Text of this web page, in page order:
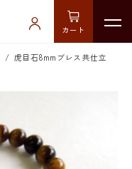
カート
虎目石8mmブレス共仕立